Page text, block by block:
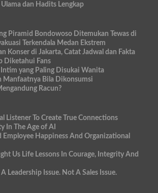
dan Hadits Lengkap
Piramid Bondowoso Ditemukan Tewas di
Terkendala Medan Ekstrem
Konser di Jakarta, Catat Jadwal dan Fakta
Diketahui Fans
yang Paling Disukai Wanita
Manfaatnya Bila Dikonsumsi
Racun?
Listener To Create True Connections
In The Age of AI
Employee Happiness And Organizational
Us Life Lessons In Courage, Integrity And
Leadership Issue. Not A Sales Issue.